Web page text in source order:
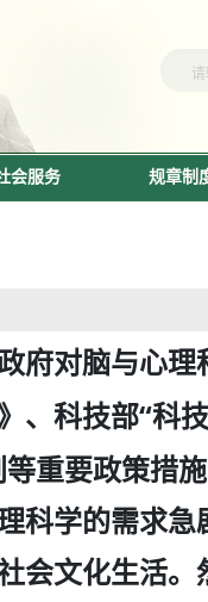
会服务 规章制
府对脑与心理
、科技部“科
重要政策措
科学的需求急
会文化生活。